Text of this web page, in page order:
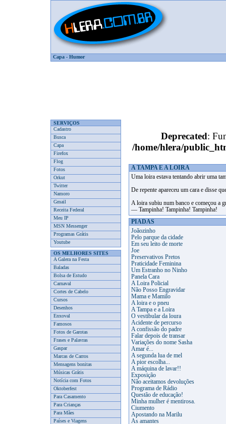
Capa - Humor
SERVIÇOS
Cadastro
Busca
Capa
Firefox
Flog
Fotos
Orkut
Twitter
Namoro
Gmail
Receita Federal
Meu IP
MSN Messenger
Programas Grátis
Youtube
OS MELHORES SITES
A Galera na Festa
Baladas
Bolsa de Estudo
Carnaval
Cortes de Cabelo
Cursos
Desenhos
Enxoval
Famosos
Fotos de Garotas
Frases e Palavras
Gaspar
Marcas de Carros
Mensagens bonitas
Músicas Grátis
Notícia com Fotos
Oktoberfest
Para Casamento
Para Crianças
Para Mães
Países e Viagens
Deprecated:
/home/hlera/
A TAMPA E A LOIRA
Uma loira estava tentando abrir uma
De repente apareceu um cara e disse
A loira subiu num banco e começou a
— Tampinha! Tampinha! Tampinha!
PIADAS
Joãozinho
Pelo parque da cidade
Em seu leito de morte
Joe
Preservativos Pretos
Praticidade Feminina
Um Estranho no Ninho
Panela Cara
A Loira Policial
Não Posso Engravidar
Mama e Mamilo
A loira e o pneu
A Tampa e a Loira
O vestibular da loura
Acidente de percurso
A confissão do padre
Falar depois de transar
Variações do nome Sasha
Amar é...
A segunda lua de mel
A pior escolha...
A máquina de lavar!!
Exposição
Não aceitamos devoluções
Programa de Rádio
Questão de educação!
Minha mulher é mentirosa.
Ciumento
Apostando na Marilu
As amantes